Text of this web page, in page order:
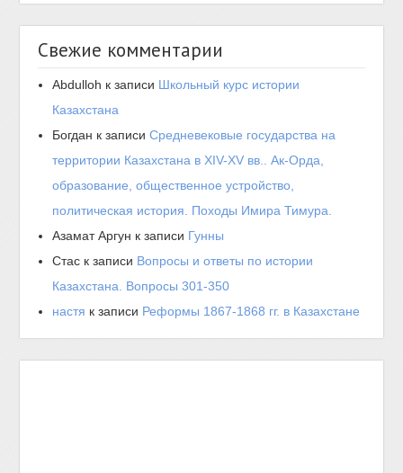
Свежие комментарии
Abdulloh к записи Школьный курс истории
Казахстана
Богдан к записиСредневековые государства на
территории Казахстана в XIV-XV вв.. Ак-Орда,
образование, общественное устройство,
политическая история. Походы Имира Тимура.
Азамат Аргун к записи Гунны
Стас к записи Вопросы и ответы по истории
Казахстана. Вопросы 301-350
настя к записи Реформы 1867-1868 гг. в Казахстане